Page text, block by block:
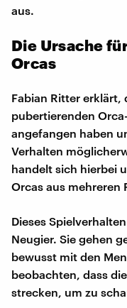
aus.
Die Ursache
Orcas
Fabian Ritter erklärt,
pubertierenden
angefangen haben
Verhalten
handelt sich hierbei
Orcas aus mehreren
Dieses
Neugier. Sie gehen
bewusst mit den
beobachten, dass
strecken, um zu